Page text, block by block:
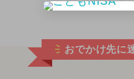
おでかけ先に